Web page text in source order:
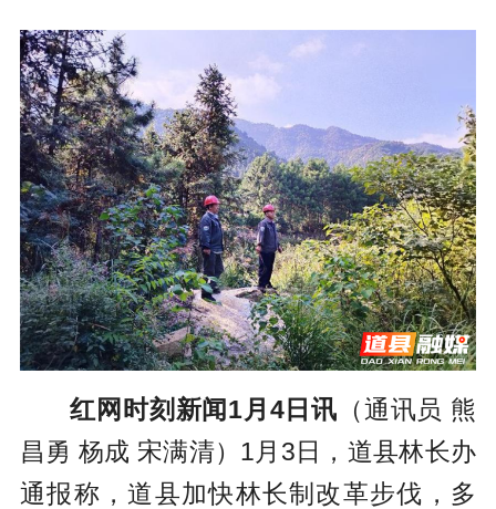
红网时刻新闻1月4日讯 （通讯员 熊
昌勇 杨成 宋满清）1月3日，道县林长办
通报称，道县加快林长制改革步伐，多